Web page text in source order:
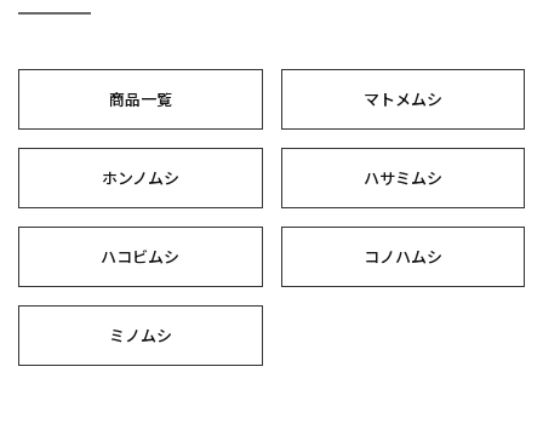
商品一覧 マトメムシ
ホンノムシ ハサミムシ
ハコビムシ コノハムシ
ミノムシ